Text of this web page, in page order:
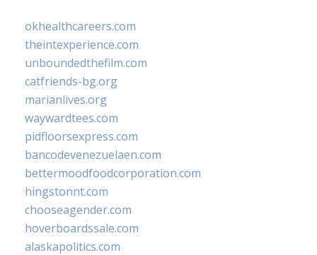
okhealthcareers.com
theintexperience.com
unboundedthefilm.com
catfriends-bg.org
marianlives.org
waywardtees.com
pidfloorsexpress.com
bancodevenezuelaen.com
bettermoodfoodcorporation.com
hingstonnt.com
chooseagender.com
hoverboardssale.com
alaskapolitics.com